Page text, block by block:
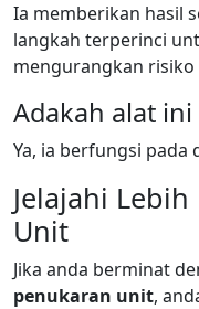
Ia memberikan hasil
langkah terperinci
mengurangkan risiko
Adakah alat
Ya, ia berfungsi pada
Jelajahi
Unit
Jika anda berminat
penukaran unit,